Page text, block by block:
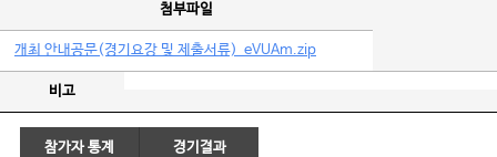
첨부파일
개최 안내공문(경기요강 및 제출서류)_eVUAm.zip
비고
참가자 통계 경기결과